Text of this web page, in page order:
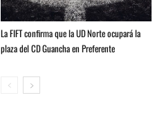
La FIFT confirma que la UD Norte ocupará la
plaza del CD Guancha en Preferente